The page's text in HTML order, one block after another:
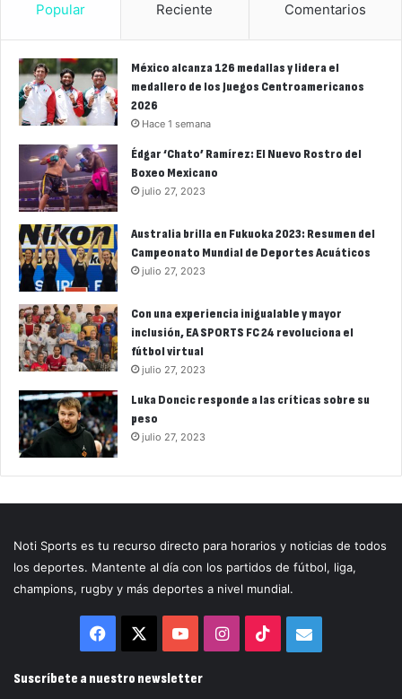
Popular Reciente Comentarios
México alcanza 126 medallas y lidera el
medallero de los Juegos Centroamericanos
2026
Hace 1 semana
Édgar ‘Chato’ Ramírez: El Nuevo Rostro del
Boxeo Mexicano
julio 27, 2023
Australia brilla en Fukuoka 2023: Resumen del
Campeonato Mundial de Deportes Acuáticos
julio 27, 2023
Con una experiencia inigualable y mayor
inclusión, EA SPORTS FC 24 revoluciona el
fútbol virtual
julio 27, 2023
Luka Doncic responde a las críticas sobre su
peso
julio 27, 2023
Noti Sports es tu recurso directo para horarios y noticias de todos
los deportes. Mantente al día con los partidos de fútbol, liga,
champions, rugby y más deportes a nivel mundial.
Facebook YouTubeInstagram
TikTokCorreo
Suscríbete a nuestro newsletter